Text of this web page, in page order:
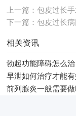
上一篇：包皮过长
下一篇：包皮过长
相关资讯